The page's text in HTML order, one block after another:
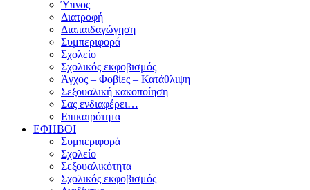
Ύπνος
Διατροφή
Διαπαιδαγώγηση
Συμπεριφορά
Σχολείο
Σχολικός εκφοβισμός
Άγχος – Φοβίες – Κατάθλιψη
Σεξουαλική κακοποίηση
Σας ενδιαφέρει…
Επικαιρότητα
ΕΦΗΒΟΙ
Συμπεριφορά
Σχολείο
Σεξουαλικότητα
Σχολικός εκφοβισμός